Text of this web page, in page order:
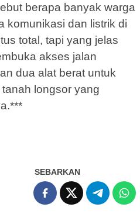
berapa banyak warga
komunikasi dan listrik di
total, tapi yang jelas
akses jalan
dua alat berat untuk
longsor yang
SEBARKAN